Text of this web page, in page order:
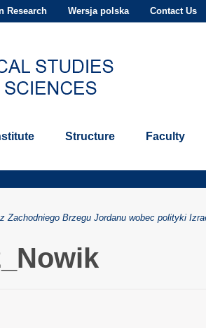
Research Wersja polska Contact Us
Structure Faculty
Zachodniego Brzegu Jordanu wobec polityki